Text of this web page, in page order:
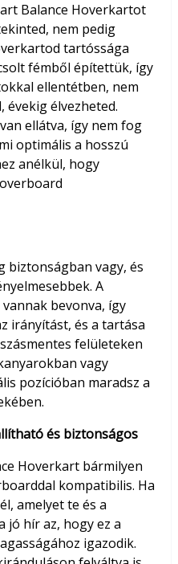
Balance Hoverkartot
nem pedig
tartóssága
fémből építettük, így
ellentétben, nem
évekig élvezheted.
ellátva, így nem fog
optimális a hosszú
anélkül, hogy
biztonságban vagy, és
A
bevonva, így
irányítást, és a tartása
felületeken
vagy
pozícióban maradsz a
és biztonságos
Hoverkart bármilyen
kompatibilis. Ha
amelyet te és a
jó hír az, hogy ez a
igazodik.